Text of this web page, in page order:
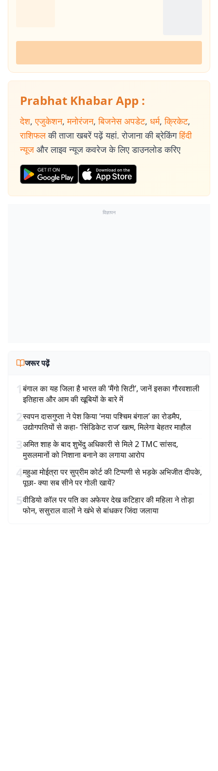
Prabhat Khabar App :
देश, एजुकेशन, मनोरंजन, बिजनेस अपडेट, धर्म, क्रिकेट,
राशिफल की ताजा खबरें पढ़ें यहां. रोजाना की ब्रेकिंग हिंदी
न्यूज और लाइव न्यूज कवरेज के लिए डाउनलोड करिए
विज्ञापन
जरूर पढ़ें
1बंगाल का यह जिला है भारत की ‘मैंगो सिटी’, जानें इसका गौरवशाली
इतिहास और आम की खूबियों के बारे में
2स्वपन दासगुप्ता ने पेश किया ‘नया पश्चिम बंगाल’ का रोडमैप,
उद्योगपतियों से कहा- ‘सिंडिकेट राज’ खत्म, मिलेगा बेहतर माहौल
3अमित शाह के बाद शुभेंदु अधिकारी से मिले 2 TMC सांसद,
मुसलमानों को निशाना बनाने का लगाया आरोप
4महुआ मोईत्रा पर सुप्रीम कोर्ट की टिप्पणी से भड़के अभिजीत दीपके,
पूछा- क्या सब सीने पर गोली खायें?
5वीडियो कॉल पर पति का अफेयर देख कटिहार की महिला ने तोड़ा
फोन, ससुराल वालों ने खंभे से बांधकर जिंदा जलाया